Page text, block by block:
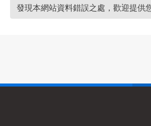
發現本網站資料錯誤之處，歡迎提供